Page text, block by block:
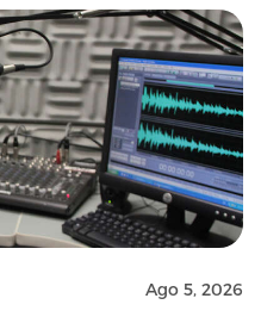
Ago 5, 2026